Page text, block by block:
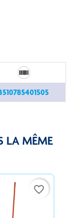
LA MÊME
favorite_border